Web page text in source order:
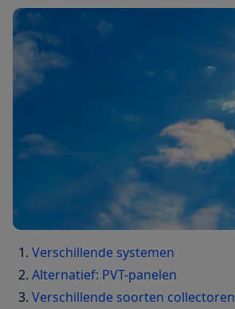
Verschillende systemen
Alternatief: PVT-panelen
Verschillende soorten collectoren